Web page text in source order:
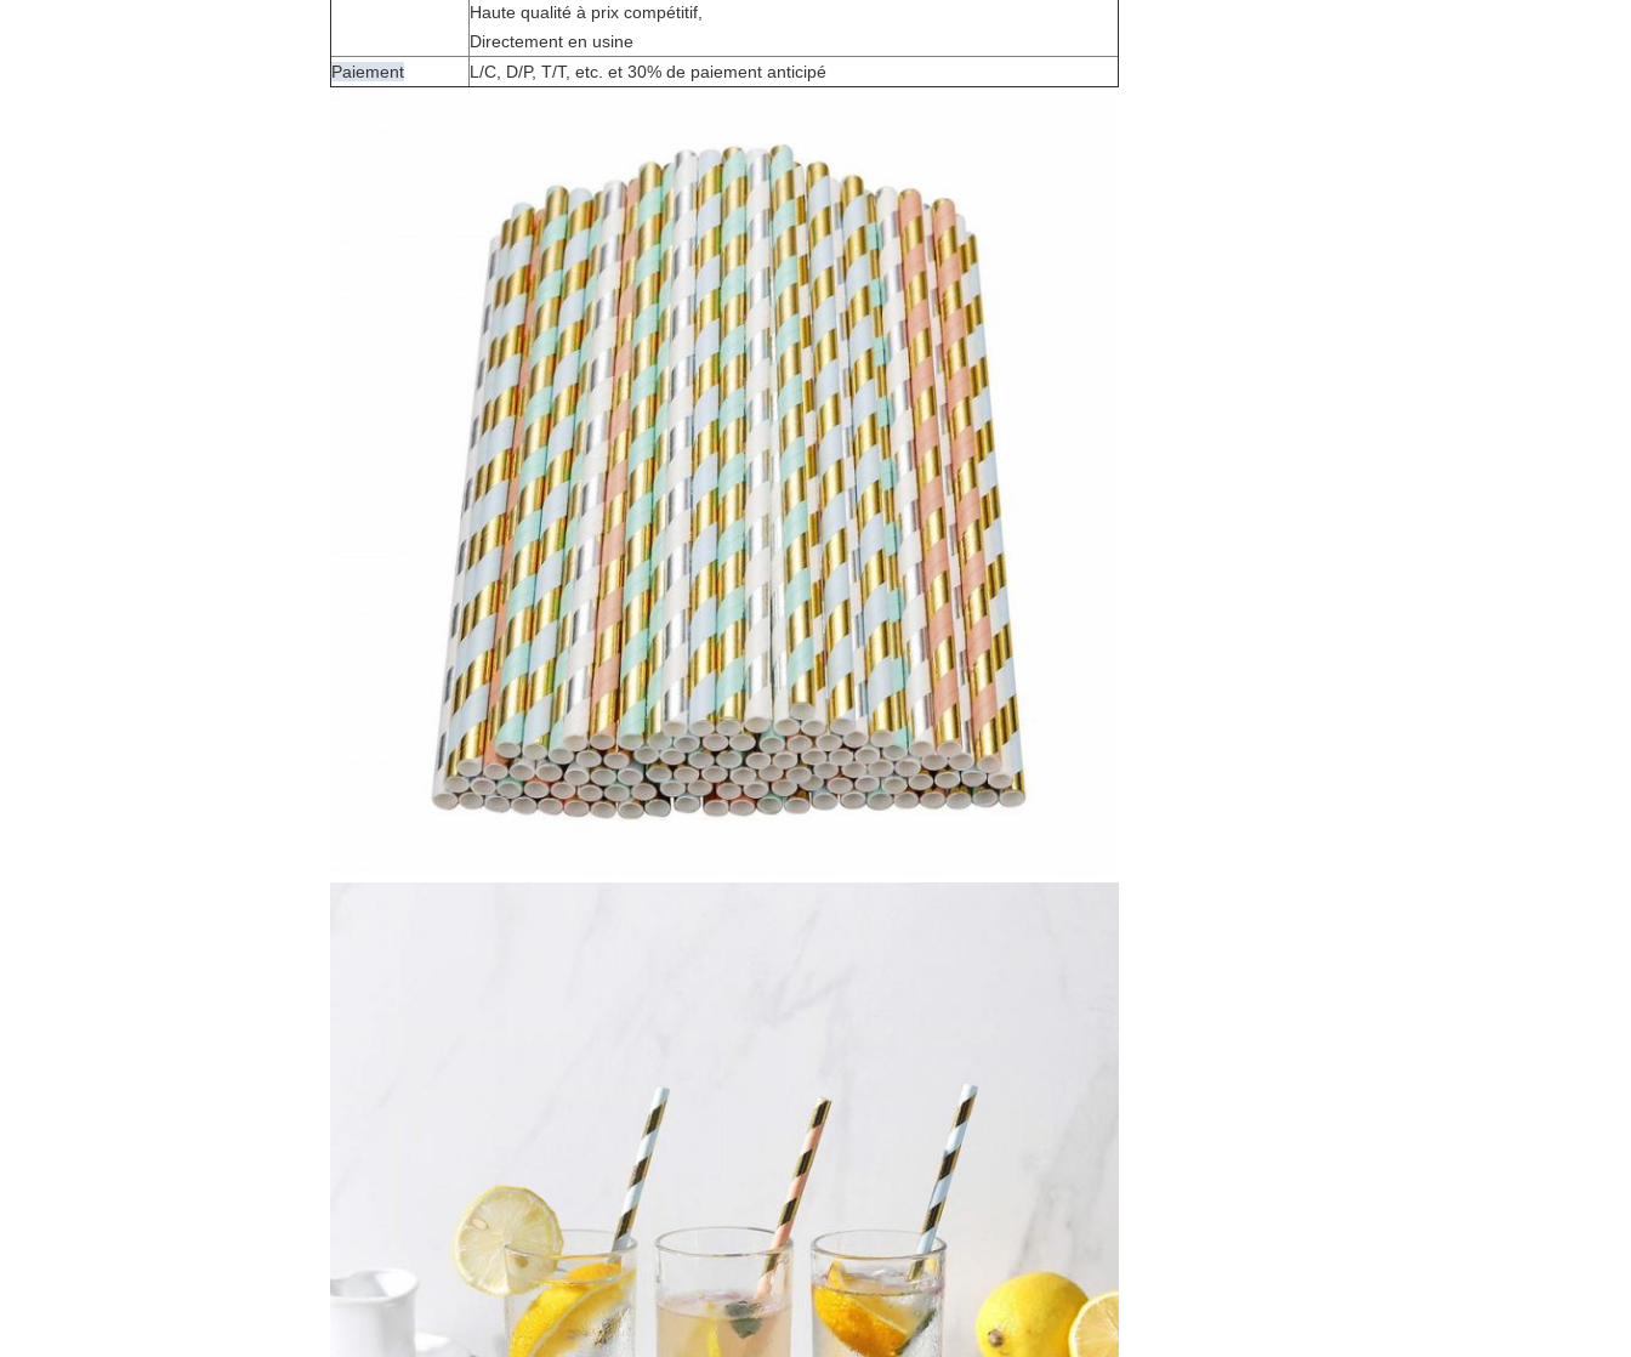
Haute qualité à prix compétitif,
Directement en usine
Paiement
L/C, D/P, T/T, etc. et 30% de paiement anticipé